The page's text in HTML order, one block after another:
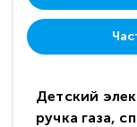
Детский
ручка газа,